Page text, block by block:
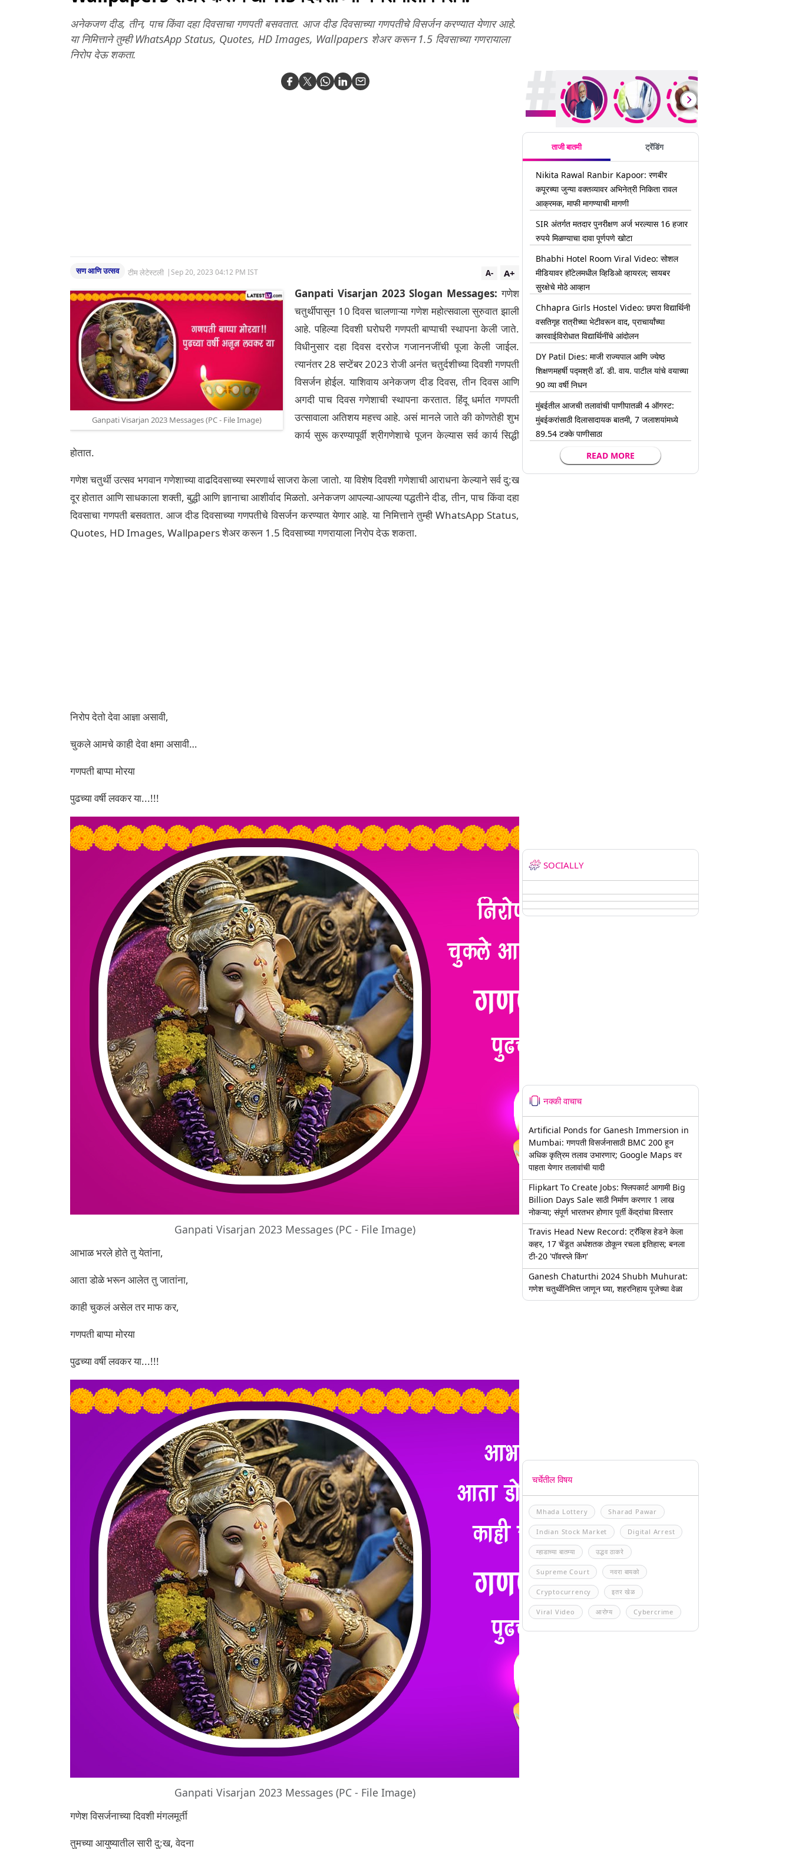
अनेकजण दीड, तीन, पाच किंवा दहा दिवसाचा गणपती बसवतात. आज दीड दिवसाच्या गणपतीचे विसर्जन करण्यात येणार आहे.
या निमित्ताने तुम्ही WhatsApp Status, Quotes, HD Images, Wallpapers शेअर करून 1.5 दिवसाच्या गणरायाला
निरोप देऊ शकता.
सण आणि उत्सव टीम लेटेस्टली |Sep 20, 2023 04:12 PM IST A+
A-
Ganpati Visarjan 2023 Messages (PC - File Image)
Ganpati Visarjan 2023 Slogan Messages: गणेश
चतुर्थीपासून 10 दिवस चालणाऱ्या गणेश महोत्सवाला सुरुवात झाली
आहे. पहिल्या दिवशी घरोघरी गणपती बाप्पाची स्थापना केली जाते.
विधीनुसार दहा दिवस दररोज गजाननजींची पूजा केली जाईल.
त्यानंतर 28 सप्टेंबर 2023 रोजी अनंत चतुर्दशीच्या दिवशी गणपती
विसर्जन होईल. याशिवाय अनेकजण दीड दिवस, तीन दिवस आणि
अगदी पाच दिवस गणेशाची स्थापना करतात. हिंदू धर्मात गणपती
उत्सावाला अतिशय महत्त्व आहे. असं मानले जाते की कोणतेही शुभ
कार्य सुरू करण्यापूर्वी श्रीगणेशाचे पूजन केल्यास सर्व कार्य सिद्धी
होतात.
गणेश चतुर्थी उत्सव भगवान गणेशाच्या वाढदिवसाच्या स्मरणार्थ साजरा केला जातो. या विशेष दिवशी गणेशाची आराधना केल्याने सर्व दु:ख
दूर होतात आणि साधकाला शक्ती, बुद्धी आणि ज्ञानाचा आशीर्वाद मिळतो. अनेकजण आपल्या-आपल्या पद्धतीने दीड, तीन, पाच किंवा दहा
दिवसाचा गणपती बसवतात. आज दीड दिवसाच्या गणपतीचे विसर्जन करण्यात येणार आहे. या निमित्ताने तुम्ही WhatsApp Status,
Quotes, HD Images, Wallpapers शेअर करून 1.5 दिवसाच्या गणरायाला निरोप देऊ शकता.
निरोप देतो देवा आज्ञा असावी,
चुकले आमचे काही देवा क्षमा असावी…
गणपती बाप्पा मोरया
पुढच्या वर्षी लवकर या...!!!
Ganpati Visarjan 2023 Messages (PC - File Image)
आभाळ भरले होते तु येतांना,
आता डोळे भरून आलेत तु जातांना,
काही चुकलं असेल तर माफ कर,
गणपती बाप्पा मोरया
पुढच्या वर्षी लवकर या...!!!
Ganpati Visarjan 2023 Messages (PC - File Image)
गणेश विसर्जनाच्या दिवशी मंगलमूर्ती
तुमच्या आयुष्यातील सारी दु:ख, वेदना
ताजी बातमी ट्रेंडिंग
Nikita Rawal Ranbir Kapoor: रणबीर
कपूरच्या जुन्या वक्तव्यावर अभिनेत्री निकिता रावल
आक्रमक, माफी मागण्याची मागणी
SIR अंतर्गत मतदार पुनरीक्षण अर्ज भरल्यास 16 हजार
रुपये मिळण्याचा दावा पूर्णपणे खोटा
Bhabhi Hotel Room Viral Video: सोशल
मीडियावर हॉटेलमधील व्हिडिओ व्हायरल; सायबर
सुरक्षेचे मोठे आव्हान
Chhapra Girls Hostel Video: छपरा विद्यार्थिनी
वसतिगृह रात्रीच्या भेटीवरून वाद, प्राचार्यांच्या
कारवाईविरोधात विद्यार्थिनींचे आंदोलन
DY Patil Dies: माजी राज्यपाल आणि ज्येष्ठ
शिक्षणमहर्षी पद्मश्री डॉ. डी. वाय. पाटील यांचे वयाच्या
90 व्या वर्षी निधन
मुंबईतील आजची तलावांची पाणीपातळी 4 ऑगस्ट:
मुंबईकरांसाठी दिलासादायक बातमी, 7 जलाशयांमध्ये
89.54 टक्के पाणीसाठा
READ MORE
SOCIALLY
नक्की वाचाच
Artificial Ponds for Ganesh Immersion in
Mumbai: गणपती विसर्जनासाठी BMC 200 हून
अधिक कृत्रिम तलाव उभारणार; Google Maps वर
पाहता येणार तलावांची यादी
Flipkart To Create Jobs: फ्लिपकार्ट आगामी Big
Billion Days Sale साठी निर्माण करणार 1 लाख
नोकऱ्या; संपूर्ण भारतभर होणार पूर्ती केंद्रांचा विस्तार
Travis Head New Record: ट्रॅव्हिस हेडने केला
कहर, 17 चेंडूत अर्धशतक ठोकून रचला इतिहास; बनला
टी-20 'पॉवरप्ले किंग'
Ganesh Chaturthi 2024 Shubh Muhurat:
गणेश चतुर्थीनिमित्त जाणून घ्या, शहरनिहाय पूजेच्या वेळा
चर्चेतील विषय
Mhada Lottery Sharad Pawar
Indian Stock Market Digital Arrest
म्हाडाच्या बातम्या उद्धव ठाकरे
Supreme Court नवरा बायको
Cryptocurrency इतर खेळ
Viral Video आरोग्य Cybercrime